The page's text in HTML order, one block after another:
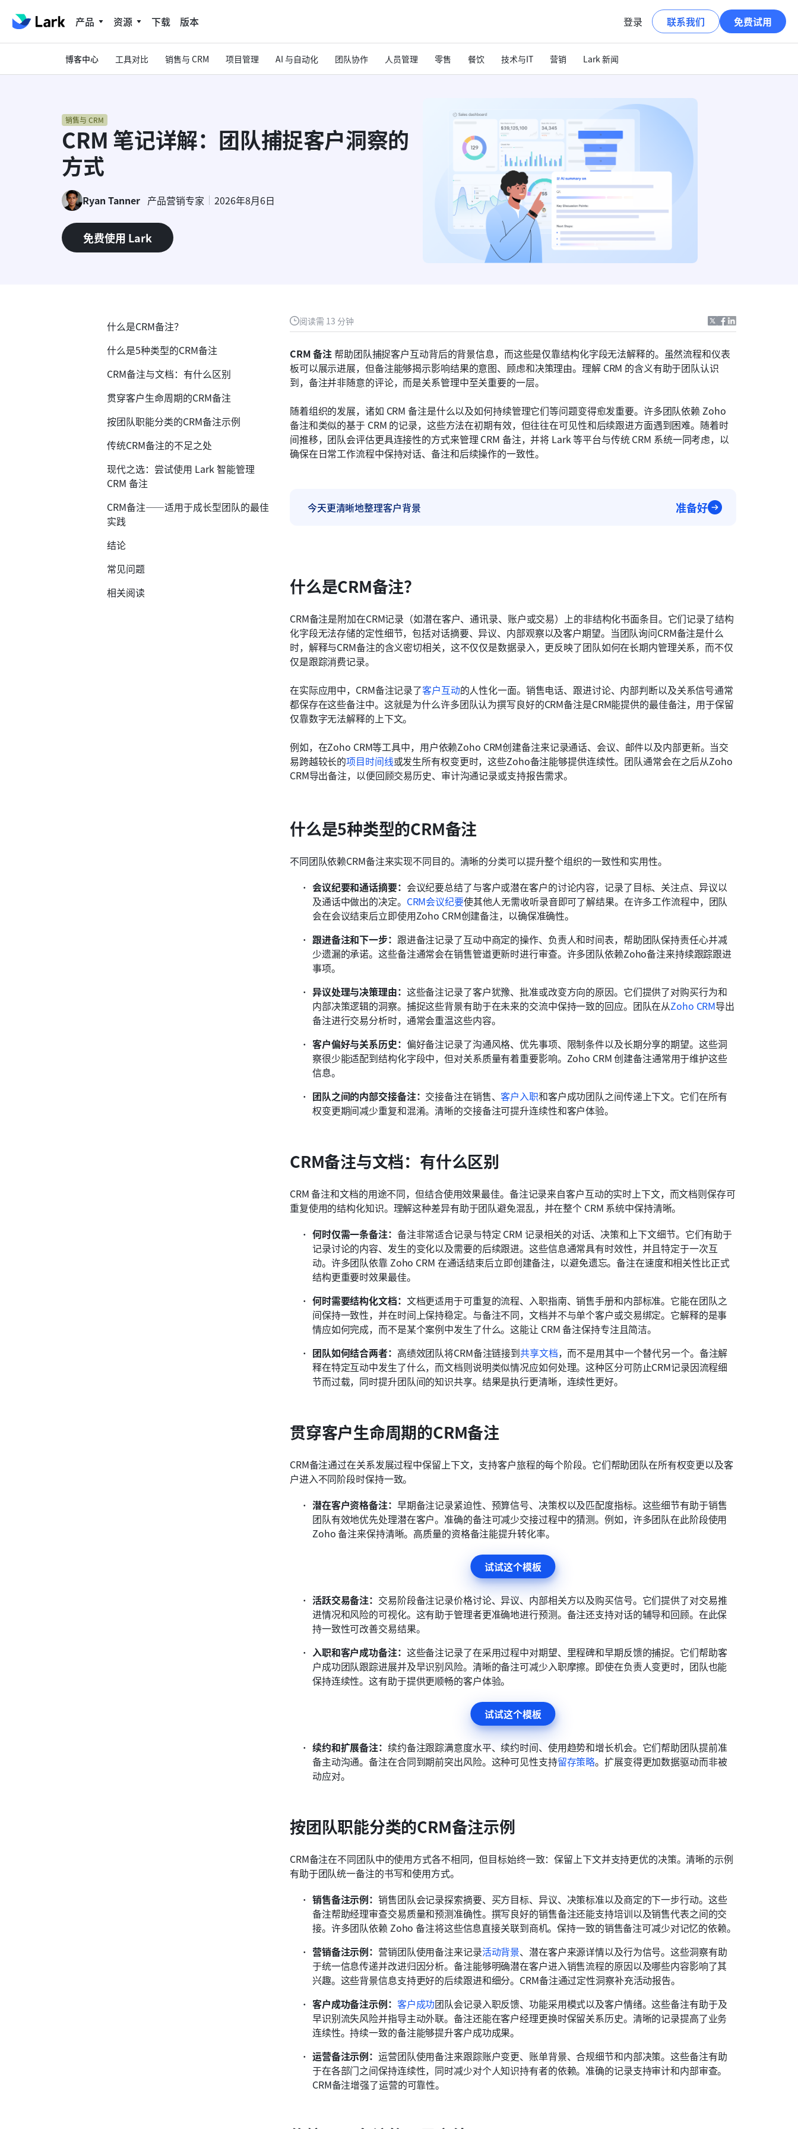
产品 资源 下载 版本 登录 联系我们 免费试用
博客中心 工具对比 销售与 CRM 项目管理 AI 与自动化 团队协作 人员管理 零售 餐饮 技术与IT 营销 Lark 新闻
销售与 CRM
CRM 笔记详解：团队捕捉客户洞察的
方式
Ryan Tanner 产品营销专家 2026年8月6日
免费使用 Lark
阅读需 13 分钟
CRM 备注 帮助团队捕捉客户互动背后的背景信息，而这些是仅靠结构化字段无法解释的。虽然流程和仪表
板可以展示进展，但备注能够揭示影响结果的意图、顾虑和决策理由。理解 CRM 的含义有助于团队认识
到，备注并非随意的评论，而是关系管理中至关重要的一层。
随着组织的发展，诸如 CRM 备注是什么以及如何持续管理它们等问题变得愈发重要。许多团队依赖 Zoho
备注和类似的基于 CRM 的记录，这些方法在初期有效，但往往在可见性和后续跟进方面遇到困难。随着时
间推移，团队会评估更具连接性的方式来管理 CRM 备注，并将 Lark 等平台与传统 CRM 系统一同考虑，以
确保在日常工作流程中保持对话、备注和后续操作的一致性。
今天更清晰地整理客户背景 准备好
什么是CRM备注？
CRM备注是附加在CRM记录（如潜在客户、通讯录、账户或交易）上的非结构化书面条目。它们记录了结构
化字段无法存储的定性细节，包括对话摘要、异议、内部观察以及客户期望。当团队询问CRM备注是什么
时，解释与CRM备注的含义密切相关，这不仅仅是数据录入，更反映了团队如何在长期内管理关系，而不仅
仅是跟踪消费记录。
在实际应用中，CRM备注记录了客户互动的人性化一面。销售电话、跟进讨论、内部判断以及关系信号通常
都保存在这些备注中。这就是为什么许多团队认为撰写良好的CRM备注是CRM能提供的最佳备注，用于保留
仅靠数字无法解释的上下文。
例如，在Zoho CRM等工具中，用户依赖Zoho CRM创建备注来记录通话、会议、邮件以及内部更新。当交
易跨越较长的项目时间线或发生所有权变更时，这些Zoho备注能够提供连续性。团队通常会在之后从Zoho
CRM导出备注，以便回顾交易历史、审计沟通记录或支持报告需求。
什么是5种类型的CRM备注
不同团队依赖CRM备注来实现不同目的。清晰的分类可以提升整个组织的一致性和实用性。
会议纪要和通话摘要： 会议纪要总结了与客户或潜在客户的讨论内容，记录了目标、关注点、异议以
及通话中做出的决定。 CRM会议纪要使其他人无需收听录音即可了解结果。在许多工作流程中，团队
会在会议结束后立即使用Zoho CRM创建备注，以确保准确性。
跟进备注和下一步： 跟进备注记录了互动中商定的操作、负责人和时间表，帮助团队保持责任心并减
少遗漏的承诺。这些备注通常会在销售管道更新时进行审查。许多团队依赖Zoho备注来持续跟踪跟进
事项。
异议处理与决策理由： 这些备注记录了客户犹豫、批准或改变方向的原因。它们提供了对购买行为和
内部决策逻辑的洞察。捕捉这些背景有助于在未来的交流中保持一致的回应。团队在从Zoho CRM导出
备注进行交易分析时，通常会重温这些内容。
客户偏好与关系历史： 偏好备注记录了沟通风格、优先事项、限制条件以及长期分享的期望。这些洞
察很少能适配到结构化字段中，但对关系质量有着重要影响。Zoho CRM 创建备注通常用于维护这些
信息。
团队之间的内部交接备注： 交接备注在销售、客户入职和客户成功团队之间传递上下文。它们在所有
权变更期间减少重复和混淆。清晰的交接备注可提升连续性和客户体验。
CRM备注与文档：有什么区别
CRM 备注和文档的用途不同，但结合使用效果最佳。备注记录来自客户互动的实时上下文，而文档则保存可
重复使用的结构化知识。理解这种差异有助于团队避免混乱，并在整个 CRM 系统中保持清晰。
何时仅需一条备注： 备注非常适合记录与特定 CRM 记录相关的对话、决策和上下文细节。它们有助于
记录讨论的内容、发生的变化以及需要的后续跟进。这些信息通常具有时效性，并且特定于一次互
动。许多团队依靠 Zoho CRM 在通话结束后立即创建备注，以避免遗忘。备注在速度和相关性比正式
结构更重要时效果最佳。
何时需要结构化文档： 文档更适用于可重复的流程、入职指南、销售手册和内部标准。它能在团队之
间保持一致性，并在时间上保持稳定。与备注不同，文档并不与单个客户或交易绑定。它解释的是事
情应如何完成，而不是某个案例中发生了什么。这能让 CRM 备注保持专注且简洁。
团队如何结合两者： 高绩效团队将CRM备注链接到共享文档，而不是用其中一个替代另一个。备注解
释在特定互动中发生了什么，而文档则说明类似情况应如何处理。这种区分可防止CRM记录因流程细
节而过载，同时提升团队间的知识共享。结果是执行更清晰，连续性更好。
贯穿客户生命周期的CRM备注
CRM备注通过在关系发展过程中保留上下文，支持客户旅程的每个阶段。它们帮助团队在所有权变更以及客
户进入不同阶段时保持一致。
潜在客户资格备注： 早期备注记录紧迫性、预算信号、决策权以及匹配度指标。这些细节有助于销售
团队有效地优先处理潜在客户。准确的备注可减少交接过程中的猜测。例如，许多团队在此阶段使用
Zoho 备注来保持清晰。高质量的资格备注能提升转化率。
试试这个模板
活跃交易备注： 交易阶段备注记录价格讨论、异议、内部相关方以及购买信号。它们提供了对交易推
进情况和风险的可视化。这有助于管理者更准确地进行预测。备注还支持对话的辅导和回顾。在此保
持一致性可改善交易结果。
入职和客户成功备注： 这些备注记录了在采用过程中对期望、里程碑和早期反馈的捕捉。它们帮助客
户成功团队跟踪进展并及早识别风险。清晰的备注可减少入职摩擦。即使在负责人变更时，团队也能
保持连续性。这有助于提供更顺畅的客户体验。
试试这个模板
续约和扩展备注： 续约备注跟踪满意度水平、续约时间、使用趋势和增长机会。它们帮助团队提前准
备主动沟通。备注在合同到期前突出风险。这种可见性支持留存策略。扩展变得更加数据驱动而非被
动应对。
按团队职能分类的CRM备注示例
CRM备注在不同团队中的使用方式各不相同，但目标始终一致：保留上下文并支持更优的决策。清晰的示例
有助于团队统一备注的书写和使用方式。
销售备注示例：销售团队会记录探索摘要、买方目标、异议、决策标准以及商定的下一步行动。这些
备注帮助经理审查交易质量和预测准确性。撰写良好的销售备注还能支持培训以及销售代表之间的交
接。许多团队依赖 Zoho 备注将这些信息直接关联到商机。保持一致的销售备注可减少对记忆的依赖。
营销备注示例： 营销团队使用备注来记录活动背景、潜在客户来源详情以及行为信号。这些洞察有助
于统一信息传递并改进归因分析。备注能够明确潜在客户进入销售流程的原因以及哪些内容影响了其
兴趣。这些背景信息支持更好的后续跟进和细分。CRM备注通过定性洞察补充活动报告。
客户成功备注示例： 客户成功团队会记录入职反馈、功能采用模式以及客户情绪。这些备注有助于及
早识别流失风险并指导主动外联。备注还能在客户经理更换时保留关系历史。清晰的记录提高了业务
连续性。持续一致的备注能够提升客户成功成果。
运营备注示例：运营团队使用备注来跟踪账户变更、账单背景、合规细节和内部决策。这些备注有助
于在各部门之间保持连续性，同时减少对个人知识持有者的依赖。准确的记录支持审计和内部审查。
CRM备注增强了运营的可靠性。
什么是CRM备注？
什么是5种类型的CRM备注
CRM备注与文档：有什么区别
贯穿客户生命周期的CRM备注
按团队职能分类的CRM备注示例
传统CRM备注的不足之处
现代之选：尝试使用 Lark 智能管理
CRM 备注
CRM备注——适用于成长型团队的最佳
实践
结论
常见问题
相关阅读